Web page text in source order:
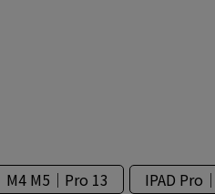
M4 M5｜Pro 13
IPAD Pro